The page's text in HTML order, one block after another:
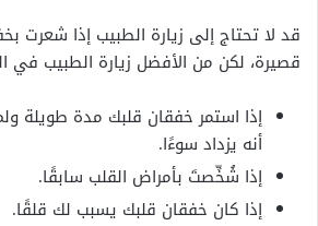
قد لا تحتاج إلى زيارة الطبيب إذا شعرت
قصيرة، لكن من الأفضل زيارة الطبيب في
إذا استمر خفقان قلبك مدة طويلة
أنه يزداد سوءًا.
إذا شُخِّصتَ بأمراض القلب سابقًا.
إذا كان خفقان قلبك يسبب لك قلقًا.